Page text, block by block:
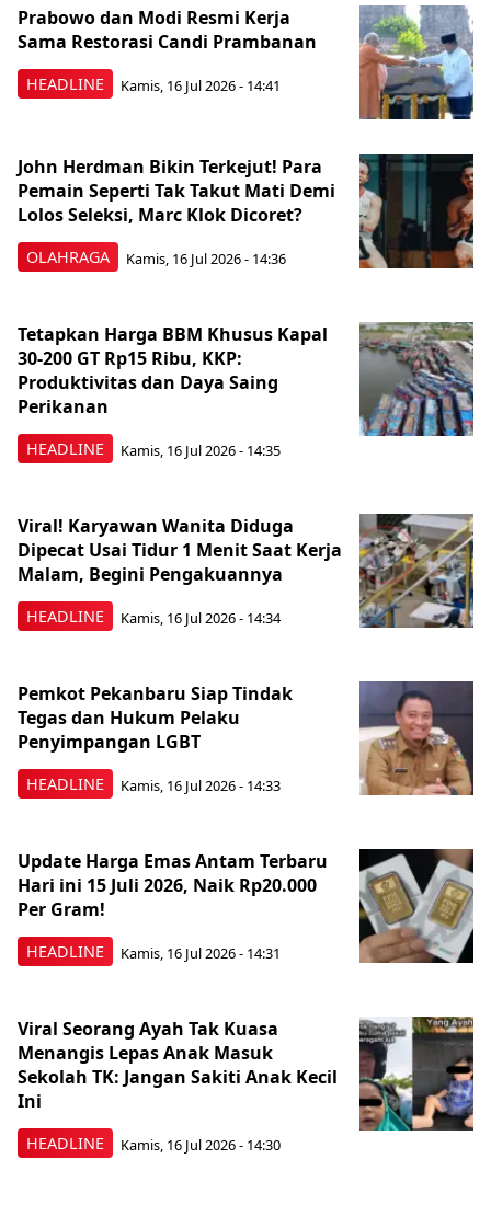
HEADLINE
Prabowo dan Modi Resmi Kerja
Sama Restorasi Candi Prambanan
Kamis, 16 Jul 2026 - 14:41
OLAHRAGA
John Herdman Bikin Terkejut! Para
Pemain Seperti Tak Takut Mati Demi
Lolos Seleksi, Marc Klok Dicoret?
Kamis, 16 Jul 2026 - 14:36
HEADLINE
Tetapkan Harga BBM Khusus Kapal
30-200 GT Rp15 Ribu, KKP:
Produktivitas dan Daya Saing
Perikanan
Kamis, 16 Jul 2026 - 14:35
HEADLINE
Viral! Karyawan Wanita Diduga
Dipecat Usai Tidur 1 Menit Saat Kerja
Malam, Begini Pengakuannya
Kamis, 16 Jul 2026 - 14:34
HEADLINE
Pemkot Pekanbaru Siap Tindak
Tegas dan Hukum Pelaku
Penyimpangan LGBT
Kamis, 16 Jul 2026 - 14:33
HEADLINE
Update Harga Emas Antam Terbaru
Hari ini 15 Juli 2026, Naik Rp20.000
Per Gram!
Kamis, 16 Jul 2026 - 14:31
HEADLINE
Viral Seorang Ayah Tak Kuasa
Menangis Lepas Anak Masuk
Sekolah TK: Jangan Sakiti Anak Kecil
Ini
Kamis, 16 Jul 2026 - 14:30